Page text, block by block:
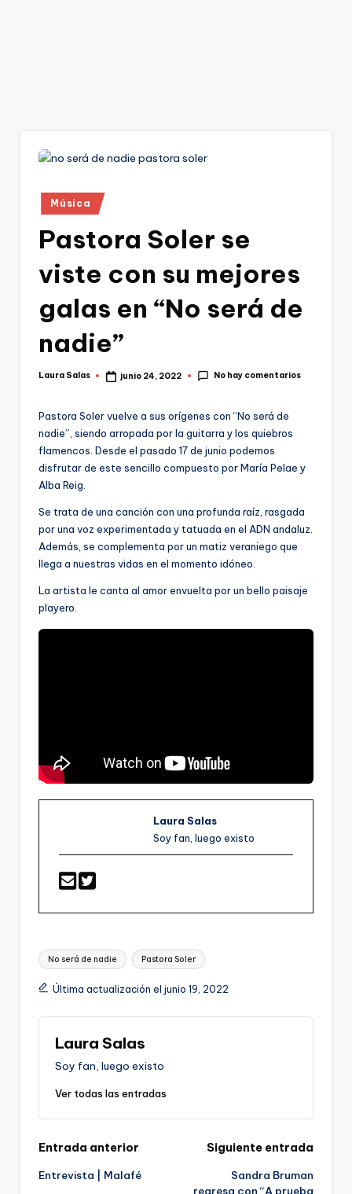
Publicado
en
Música
Pastora Soler se
viste con su mejores
galas en “No será de
nadie”
Publicado
Laura Salas junio 24, 2022 No hay comentarios
Pastora Soler vuelve a sus orígenes con “No será de
nadie”, siendo arropada por la guitarra y los quiebros
flamencos. Desde el pasado 17 de junio podemos
disfrutar de este sencillo compuesto por María Pelae y
Alba Reig.
Se trata de una canción con una profunda raíz, rasgada
por una voz experimentada y tatuada en el ADN andaluz.
Además, se complementa por un matiz veraniego que
llega a nuestras vidas en el momento idóneo.
La artista le canta al amor envuelta por un bello paisaje
playero.
Laura Salas
Soy fan, luego existo
Etiquetas:
No será de nadie Pastora Soler
Última actualización el junio 19, 2022
Laura Salas
Soy fan, luego existo
Ver todas las entradas
Navegación
de
Entrada anterior
Entrevista | Malafé
Siguiente entrada
Sandra Bruman
regresa con “A prueba